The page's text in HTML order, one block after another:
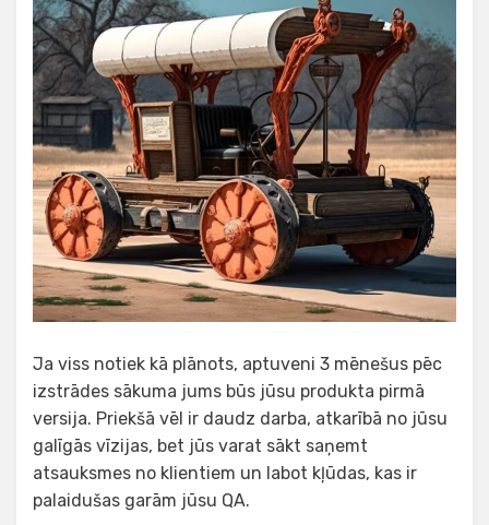
Ja viss notiek kā plānots, aptuveni 3 mēnešus pēc
izstrādes sākuma jums būs jūsu produkta pirmā
versija. Priekšā vēl ir daudz darba, atkarībā no jūsu
galīgās vīzijas, bet jūs varat sākt saņemt
atsauksmes no klientiem un labot kļūdas, kas ir
palaidušas garām jūsu QA.